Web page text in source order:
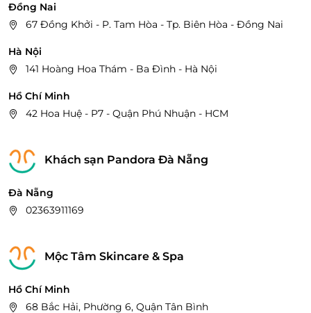
Đồng Nai
67 Đồng Khởi - P. Tam Hòa - Tp. Biên Hòa - Đồng Nai
Hà Nội
141 Hoàng Hoa Thám - Ba Đình - Hà Nội
Hồ Chí Minh
42 Hoa Huệ - P7 - Quận Phú Nhuận - HCM
Khách sạn Pandora Đà Nẵng
Đà Nẵng
02363911169
Mộc Tâm Skincare & Spa
Hồ Chí Minh
68 Bắc Hải, Phường 6, Quận Tân Bình